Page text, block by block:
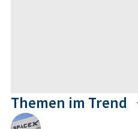
Themen im Trend